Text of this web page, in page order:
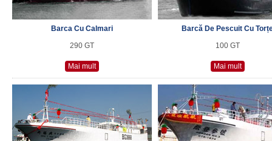
Barca Cu Calmari
290 GT
Mai mult
Barcă De Pescuit Cu
100 GT
Mai mult